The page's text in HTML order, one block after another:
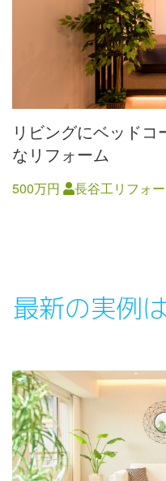
リビングにベッド
なリフォーム
500万円 長谷工リフォ
最新の実例